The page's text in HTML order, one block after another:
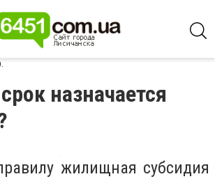
назначается
жилищная субсидия